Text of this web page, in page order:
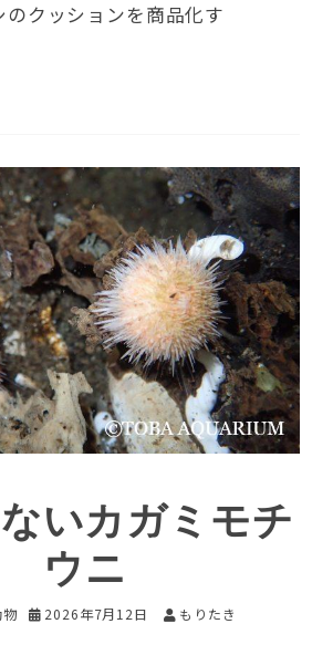
のクッションを商品化す
いカガミモチ
ウニ
2026年7月12日 もりたき